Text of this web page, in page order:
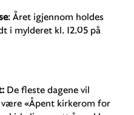
: Året igjennom holdes
i mylderet kl. 12.05 på
De fleste dagene vil
«Åpent kirkerom for